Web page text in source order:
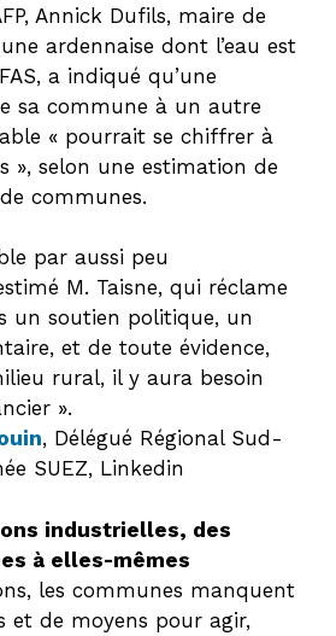
Annick Dufils, maire de
ardennaise dont l’eau est
a indiqué qu’une
sa commune à un autre
« pourrait se chiffrer à
», selon une estimation de
communes.
par aussi peu
M. Taisne, qui réclame
un soutien politique, un
et de toute évidence,
rural, il y aura besoin
».
, Délégué Régional Sud-
SUEZ, Linkedin
industrielles, des
à elles-mêmes
les communes manquent
et de moyens pour agir,